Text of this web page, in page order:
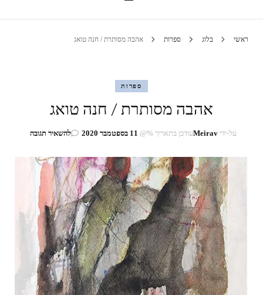
ראשי בלוג ספרות אהבה מסותרת / חנה טואג
ספרות
אהבה מסותרת / חנה טואג
על-ידי Meiravעודכן בתאריך %@ 11 בספטמבר 2020 להשאיר תגובהבנושא